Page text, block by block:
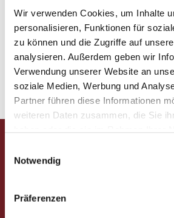
Wir verwenden Cookies, um Inhalte
personalisieren, Funktionen für
zu können und die Zugriffe auf
analysieren. Außerdem geben wir
Verwendung unserer Website an
soziale Medien, Werbung und
Partner führen diese Informationen
weiteren Daten zusammen, die Sie
Notwendig
Präferenzen
23. Oktober 2015
Print abbestellen
Ihre Vorteile als Mitglied im